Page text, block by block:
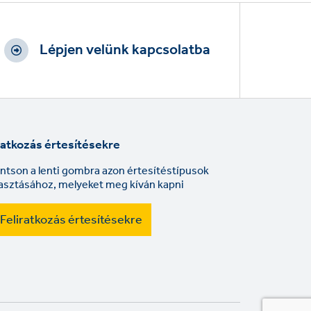
Lépjen velünk kapcsolatba
értesítésekre
a lenti gombra azon értesítéstípusok
melyeket meg kíván kapni
Feliratkozás értesítésekre